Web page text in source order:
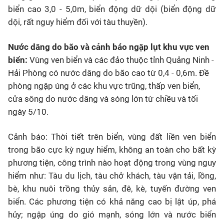
biển cao 3,0 - 5,0m, biển động dữ dội (biển động dữ
dội, rất nguy hiểm đối với tàu thuyền).
Nước dâng do bão và cảnh báo ngập lụt khu vực ven
biển: Vùng ven biển và các đảo thuộc tỉnh Quảng Ninh -
Hải Phòng có nước dâng do bão cao từ 0,4 - 0,6m. Đề
phòng ngập úng ở các khu vực trũng, thấp ven biển,
cửa sông do nước dâng và sóng lớn từ chiều và tối
ngày 5/10.
Cảnh báo: Thời tiết trên biển, vùng đất liền ven biển
trong bão cực kỳ nguy hiểm, không an toàn cho bất kỳ
phương tiện, công trình nào hoạt động trong vùng nguy
hiểm như: Tàu du lịch, tàu chở khách, tàu vận tải, lồng,
bè, khu nuôi trồng thủy sản, đê, kè, tuyến đường ven
biển. Các phương tiện có khả năng cao bị lật úp, phá
hủy; ngập úng do gió mạnh, sóng lớn và nước biển